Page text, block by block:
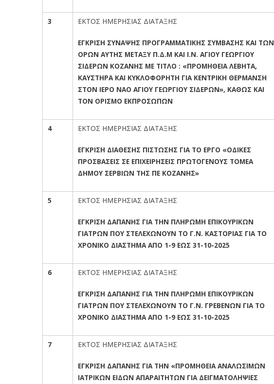
3 ΕΚΤΟΣ ΗΜΕΡΗΣΙΑΣ ΔΙΑΤΑΞΗΣ
ΕΓΚΡΙΣΗ ΣΥΝΑΨΗΣ ΠΡΟΓΡΑΜΜΑΤΙΚΗΣ ΣΥΜΒΑΣΗΣ ΚΑΙ ΤΩΝ
ΟΡΩΝ ΑΥΤΗΣ ΜΕΤΑΞΥ Π.Δ.Μ ΚΑΙ Ι.Ν. ΑΓΙΟΥ ΓΕΩΡΓΙΟΥ
ΣΙΔΕΡΩΝ ΚΟΖΑΝΗΣ ΜΕ ΤΙΤΛΟ : «ΠΡΟΜΗΘΕΙΑ ΛΕΒΗΤΑ,
ΚΑΥΣΤΗΡΑ ΚΑΙ ΚΥΚΛΟΦΟΡΗΤΗ ΓΙΑ ΚΕΝΤΡΙΚΗ ΘΕΡΜΑΝΣΗ
ΣΤΟΝ ΙΕΡΟ ΝΑΟ ΑΓΙΟΥ ΓΕΩΡΓΙΟΥ ΣΙΔΕΡΩΝ», ΚΑΘΩΣ ΚΑΙ
ΤΟΝ ΟΡΙΣΜΟ ΕΚΠΡΟΣΩΠΩΝ
4 ΕΚΤΟΣ ΗΜΕΡΗΣΙΑΣ ΔΙΑΤΑΞΗΣ
ΕΓΚΡΙΣΗ ΔΙΑΘΕΣΗΣ ΠΙΣΤΩΣΗΣ ΓΙΑ ΤΟ ΕΡΓΟ «ΟΔΙΚΕΣ
ΠΡΟΣΒΑΣΕΙΣ ΣΕ ΕΠΙΧΕΙΡΗΣΕΙΣ ΠΡΩΤΟΓΕΝΟΥΣ ΤΟΜΕΑ
ΔΗΜΟΥ ΣΕΡΒΙΩΝ ΤΗΣ ΠΕ ΚΟΖΑΝΗΣ»
5 ΕΚΤΟΣ ΗΜΕΡΗΣΙΑΣ ΔΙΑΤΑΞΗΣ
ΕΓΚΡΙΣΗ ΔΑΠΑΝΗΣ ΓΙΑ ΤΗΝ ΠΛΗΡΩΜΗ ΕΠΙΚΟΥΡΙΚΩΝ
ΓΙΑΤΡΩΝ ΠΟΥ ΣΤΕΛΕΧΩΝΟΥΝ ΤΟ Γ.Ν. ΚΑΣΤΟΡΙΑΣ ΓΙΑ ΤΟ
ΧΡΟΝΙΚΟ ΔΙΑΣΤΗΜΑ ΑΠΟ 1-9 ΕΩΣ 31-10-2025
6 ΕΚΤΟΣ ΗΜΕΡΗΣΙΑΣ ΔΙΑΤΑΞΗΣ
ΕΓΚΡΙΣΗ ΔΑΠΑΝΗΣ ΓΙΑ ΤΗΝ ΠΛΗΡΩΜΗ ΕΠΙΚΟΥΡΙΚΩΝ
ΓΙΑΤΡΩΝ ΠΟΥ ΣΤΕΛΕΧΩΝΟΥΝ ΤΟ Γ.Ν. ΓΡΕΒΕΝΩΝ ΓΙΑ ΤΟ
ΧΡΟΝΙΚΟ ΔΙΑΣΤΗΜΑ ΑΠΟ 1-9 ΕΩΣ 31-10-2025
7 ΕΚΤΟΣ ΗΜΕΡΗΣΙΑΣ ΔΙΑΤΑΞΗΣ
ΕΓΚΡΙΣΗ ΔΑΠΑΝΗΣ ΓΙΑ ΤΗΝ «ΠΡΟΜΗΘΕΙΑ ΑΝΑΛΩΣΙΜΩΝ
ΙΑΤΡΙΚΩΝ ΕΙΔΩΝ ΑΠΑΡΑΙΤΗΤΩΝ ΓΙΑ ΔΕΙΓΜΑΤΟΛΗΨΙΕΣ